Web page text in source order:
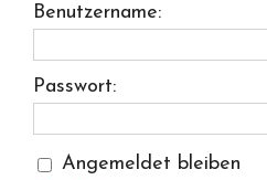
Benutzername:
Passwort:
Angemeldet bleiben